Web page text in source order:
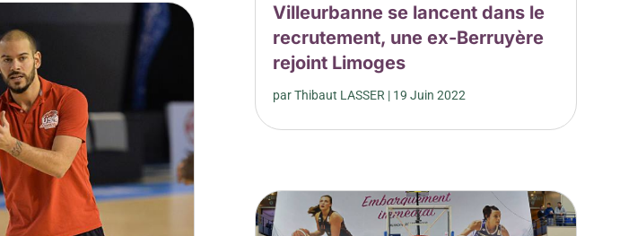
Villeurbanne se lancent dans le
recrutement, une ex-Berruyère
rejoint Limoges
parThibaut LASSER| 19 Juin 2022